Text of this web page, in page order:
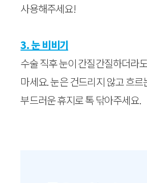
사용해주세요!
3. 눈 비비기
수술 직후 눈이 간질간질하더라
마세요. 눈은 건드리지 않고 흐르
부드러운 휴지로 톡 닦아주세요.